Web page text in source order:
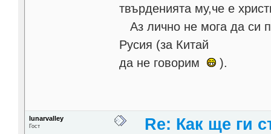
твърденията му,че е
Аз лично не мога да си
Русия (за Китай
да не говорим
).
lunarvalley
Гост Re: Как ще ги